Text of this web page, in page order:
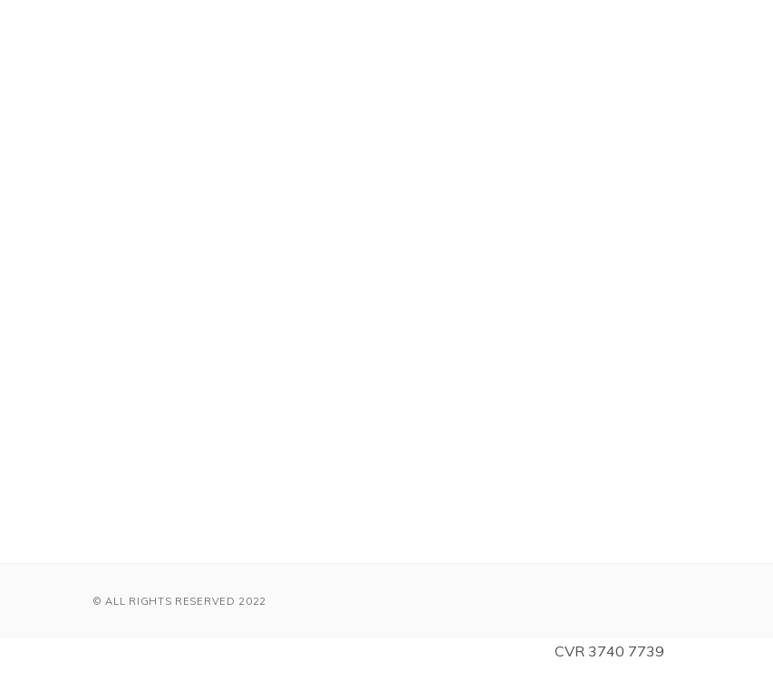
© ALL RIGHTS RESERVED 2022
CVR 3740 7739